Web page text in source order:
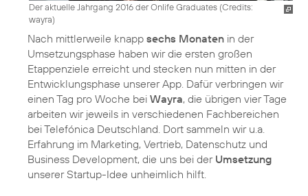
Der aktuelle Jahrgang 2016 der Onlife Graduates (Credits:
wayra)
Nach mittlerweile knapp sechs Monaten in der
Umsetzungsphase haben wir die ersten großen
Etappenziele erreicht und stecken nun mitten in der
Entwicklungsphase unserer App. Dafür verbringen wir
einen Tag pro Woche bei Wayra, die übrigen vier Tage
arbeiten wir jeweils in verschiedenen Fachbereichen
bei Telefónica Deutschland. Dort sammeln wir u.a.
Erfahrung im Marketing, Vertrieb, Datenschutz und
Business Development, die uns bei der Umsetzung
unserer Startup-Idee unheimlich hilft.